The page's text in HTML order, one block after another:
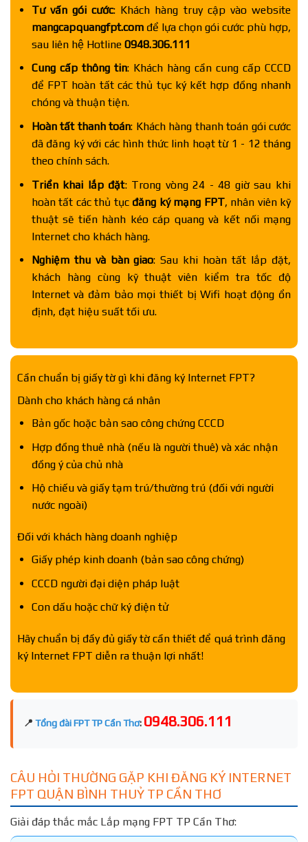
Tư vấn gói cước: Khách hàng truy cập vào website
mangcapquangfpt.comđể lựa chọn gói cước phù hợp,
sau liên hệ Hotline 0948.306.111
Cung cấp thông tin: Khách hàng cần cung cấp CCCD
để FPT hoàn tất các thủ tục ký kết hợp đồng nhanh
chóng và thuận tiện.
Hoàn tất thanh toán: Khách hàng thanh toán gói cước
đã đăng ký với các hình thức linh hoạt từ 1 - 12 tháng
theo chính sách.
Triển khai lắp đặt: Trong vòng 24 - 48 giờ sau khi
hoàn tất các thủ tục đăng ký mạng FPT, nhân viên kỹ
thuật sẽ tiến hành kéo cáp quang và kết nối mạng
Internet cho khách hàng.
Nghiệm thu và bàn giao: Sau khi hoàn tất lắp đặt,
khách hàng cùng kỹ thuật viên kiểm tra tốc độ
Internet và đảm bảo mọi thiết bị Wifi hoạt động ổn
định, đạt hiệu suất tối ưu.
Cần chuẩn bị giấy tờ gì khi đăng ký Internet FPT?
Dành cho khách hàng cá nhân
Bản gốc hoặc bản sao công chứng CCCD
Hợp đồng thuê nhà (nếu là người thuê) và xác nhận
đồng ý của chủ nhà
Hộ chiếu và giấy tạm trú/thường trú (đối với người
nước ngoài)
Đối với khách hàng doanh nghiệp
Giấy phép kinh doanh (bản sao công chứng)
CCCD người đại diện pháp luật
Con dấu hoặc chữ ký điện tử
Hãy chuẩn bị đầy đủ giấy tờ cần thiết để quá trình đăng
ký Internet FPT diễn ra thuận lợi nhất!
📍 Tổng đài FPT TP Cần Thơ: 0948.306.111
CÂU HỎI THƯỜNG GẶP KHI ĐĂNG KÝ INTERNET
FPT QUẬN BÌNH THUỶ TP CẦN THƠ
Giải đáp thắc mắc Lắp mạng FPT TP Cần Thơ: